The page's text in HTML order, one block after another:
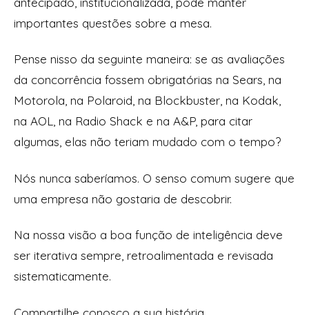
importantes questões sobre a mesa.
Pense nisso da seguinte maneira: se as avaliações
da concorrência fossem obrigatórias na Sears, na
Motorola, na Polaroid, na Blockbuster, na Kodak,
na AOL, na Radio Shack e na A&P, para citar
algumas, elas não teriam mudado com o tempo?
Nós nunca saberíamos. O senso comum sugere que
uma empresa não gostaria de descobrir.
Na nossa visão a boa função de inteligência deve
ser iterativa sempre, retroalimentada e revisada
sistematicamente.